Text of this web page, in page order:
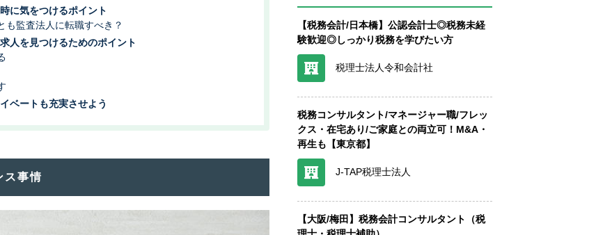
に気をつけるポイント
監査法人に転職すべき？
人を見つけるためのポイント
ベートも充実させよう
ス事情
【税務会計/日本橋】公認会計士◎税務未経
験歓迎◎しっかり税務を学びたい方
税理士法人令和会計社
税務コンサルタント/マネージャー職/フレッ
クス・在宅あり/ご家庭との両立可！M&A・
再生も【東京都】
J-TAP税理士法人
【大阪/梅田】税務会計コンサルタント（税